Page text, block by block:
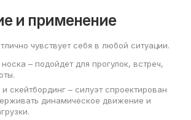
и применение
чувствует себя в любой ситуации.
– подойдет для прогулок, встреч,
скейтбординг – силуэт спроектирован
динамическое движение и